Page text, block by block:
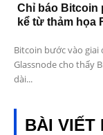
Chỉ báo Bitcoin
kể từ thảm họa
Bitcoin bước vào giai
Glassnode cho thấy
dài...
BÀI VIẾT